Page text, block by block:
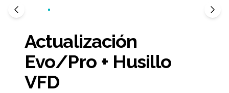
Actualización
Evo/Pro + Husillo
VFD